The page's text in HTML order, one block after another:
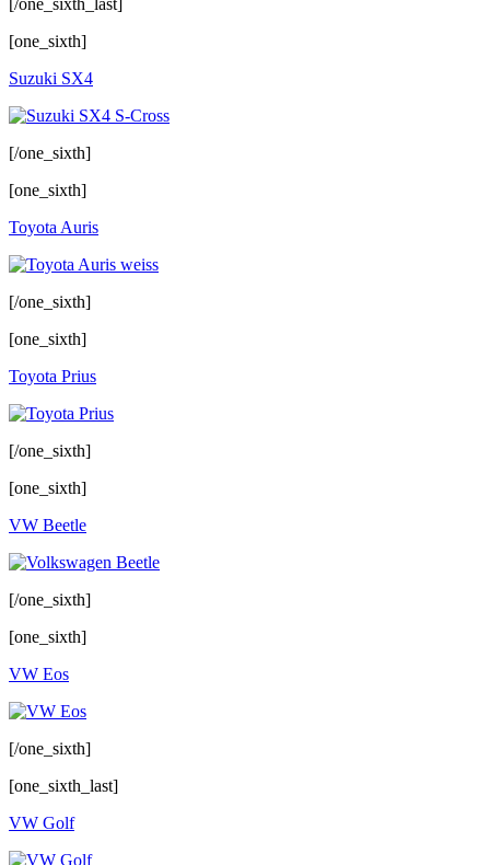
[/one_sixth_last]
[one_sixth]
Suzuki SX4
[/one_sixth]
[one_sixth]
Toyota Auris
[/one_sixth]
[one_sixth]
Toyota Prius
[/one_sixth]
[one_sixth]
VW Beetle
[/one_sixth]
[one_sixth]
VW Eos
[/one_sixth]
[one_sixth_last]
VW Golf